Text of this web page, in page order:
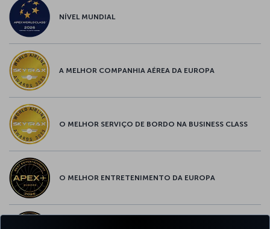
NÍVEL MUNDIAL
A MELHOR COMPANHIA AÉREA DA EUROPA
O MELHOR SERVIÇO DE BORDO NA BUSINESS CLASS
O MELHOR ENTRETENIMENTO DA EUROPA